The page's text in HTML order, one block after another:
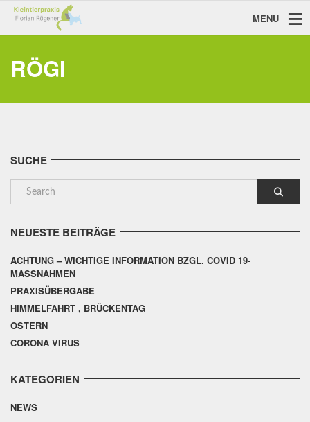
MENU
RÖGI
SUCHE
NEUESTE BEITRÄGE
ACHTUNG – WICHTIGE INFORMATION BZGL. COVID 19-
MASSNAHMEN
PRAXISÜBERGABE
HIMMELFAHRT , BRÜCKENTAG
OSTERN
CORONA VIRUS
KATEGORIEN
NEWS